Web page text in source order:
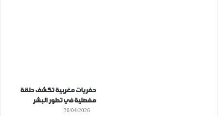
حفريات مغربية تكشف حلقة
مفصلية في تطور البشر
30/04/2026